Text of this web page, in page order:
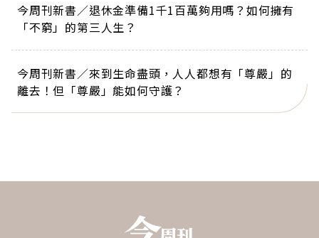
今周刊新書／退休金準備1千1百萬夠用嗎？如何擁有
「不窮」的第三人生？
今周刊新書／來到生命盡頭，人人都想有「尊嚴」的
離去！但「尊嚴」能如何守護？